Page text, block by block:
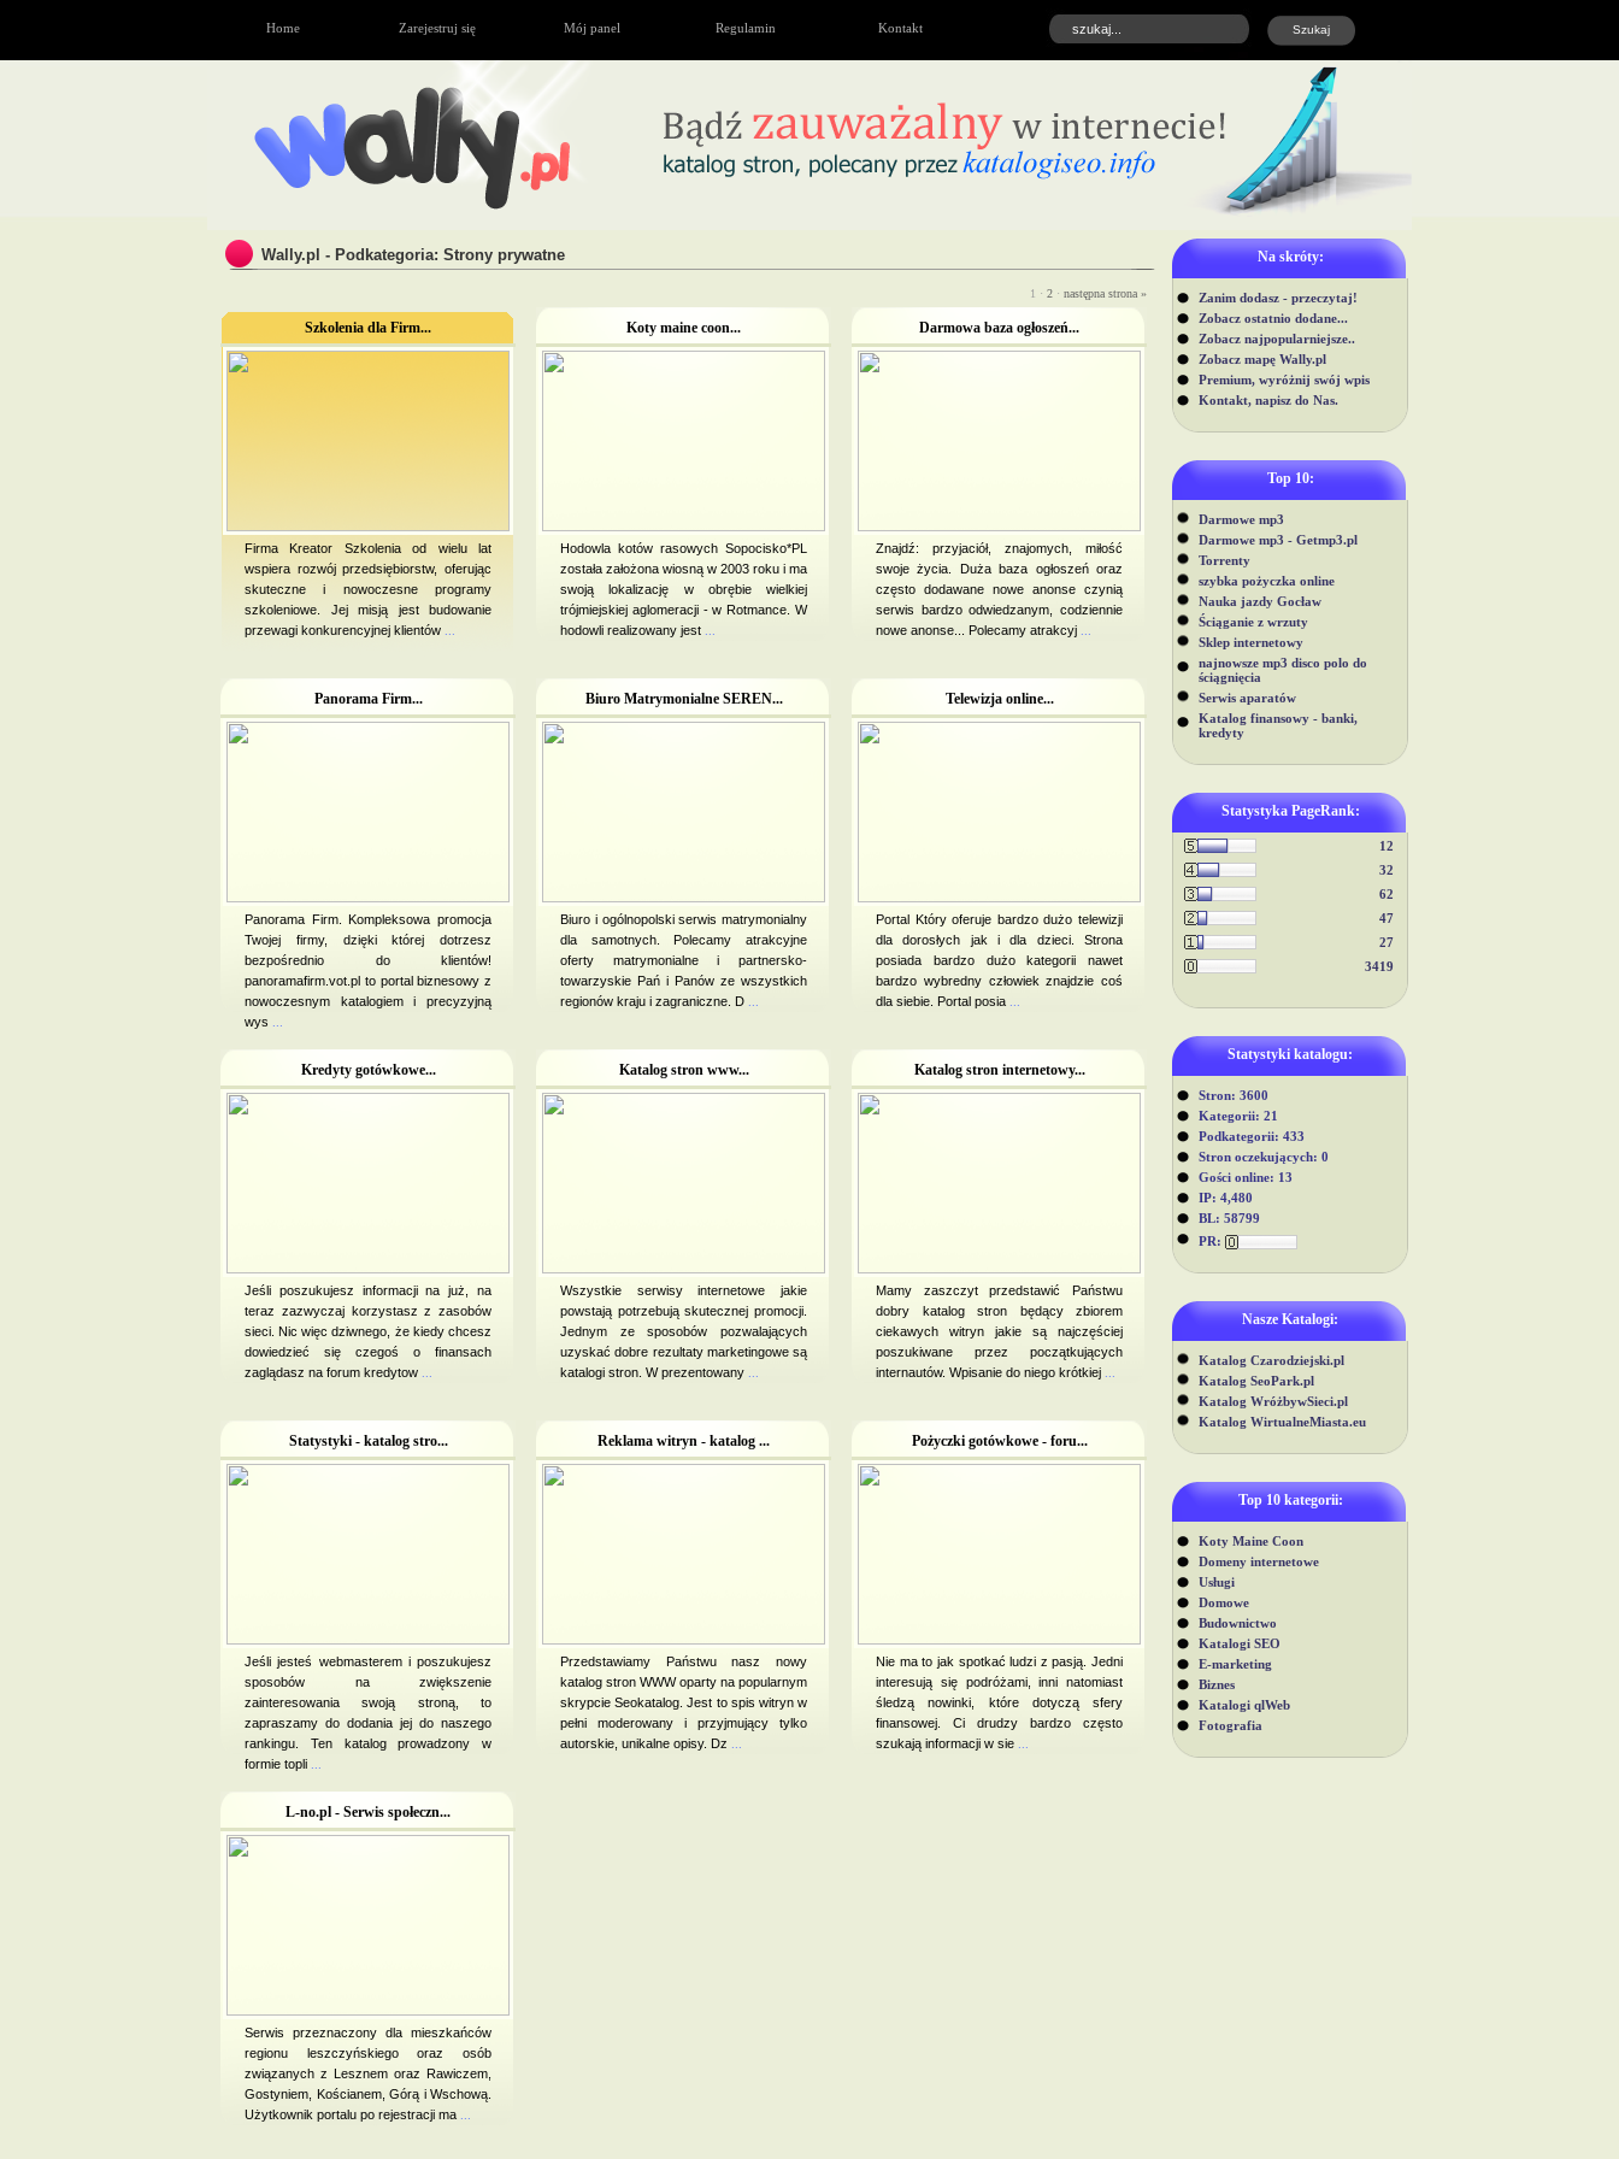
Home Zarejestruj się Mój panel Regulamin Kontakt
Na skróty:
Zanim dodasz - przeczytaj!
Zobacz ostatnio dodane...
Zobacz najpopularniejsze..
Zobacz mapę Wally.pl
Premium, wyróżnij swój wpis
Kontakt, napisz do Nas.
Top 10:
Darmowe mp3
Darmowe mp3 - Getmp3.pl
Torrenty
szybka pożyczka online
Nauka jazdy Gocław
Ściąganie z wrzuty
Sklep internetowy
najnowsze mp3 disco polo do
ściągnięcia
Serwis aparatów
Katalog finansowy - banki,
kredyty
Statystyka PageRank:
12
32
62
47
27
3419
Statystyki katalogu:
Stron: 3600
Kategorii: 21
Podkategorii: 433
Stron oczekujących: 0
Gości online: 13
IP: 4,480
BL: 58799
PR:
Nasze Katalogi:
Katalog Czarodziejski.pl
Katalog SeoPark.pl
Katalog WróżbywSieci.pl
Katalog WirtualneMiasta.eu
Top 10 kategorii:
Koty Maine Coon
Domeny internetowe
Usługi
Domowe
Budownictwo
Katalogi SEO
E-marketing
Biznes
Katalogi qlWeb
Fotografia
Wally.pl - Podkategoria: Strony prywatne
1 · 2 · następna strona »
Szkolenia dla Firm...
Firma Kreator Szkolenia od wielu lat
wspiera rozwój przedsiębiorstw, oferując
skuteczne i nowoczesne programy
szkoleniowe. Jej misją jest budowanie
przewagi konkurencyjnej klientów
Koty maine coon...
Hodowla kotów rasowych Sopocisko*PL
została założona wiosną w 2003 roku i ma
swoją lokalizację w obrębie wielkiej
trójmiejskiej aglomeracji - w Rotmance. W
hodowli realizowany jest
Darmowa baza ogłoszeń...
Znajdź: przyjaciół, znajomych, miłość
swoje życia. Duża baza ogłoszeń oraz
często dodawane nowe anonse czynią
serwis bardzo odwiedzanym, codziennie
nowe anonse... Polecamy atrakcyj
Panorama Firm...
Panorama Firm. Kompleksowa promocja
Twojej firmy, dzięki której dotrzesz
bezpośrednio do klientów!
panoramafirm.vot.pl to portal biznesowy z
nowoczesnym katalogiem i precyzyjną
wys
Biuro Matrymonialne SEREN...
Biuro i ogólnopolski serwis matrymonialny
dla samotnych. Polecamy atrakcyjne
oferty matrymonialne i partnersko-
towarzyskie Pań i Panów ze wszystkich
regionów kraju i zagraniczne. D
Telewizja online...
Portal Który oferuje bardzo dużo telewizji
dla dorosłych jak i dla dzieci. Strona
posiada bardzo dużo kategorii nawet
bardzo wybredny człowiek znajdzie coś
dla siebie. Portal posia
Kredyty gotówkowe...
Jeśli poszukujesz informacji na już, na
teraz zazwyczaj korzystasz z zasobów
sieci. Nic więc dziwnego, że kiedy chcesz
dowiedzieć się czegoś o finansach
zaglądasz na forum kredytow
Katalog stron www...
Wszystkie serwisy internetowe jakie
powstają potrzebują skutecznej promocji.
Jednym ze sposobów pozwalających
uzyskać dobre rezultaty marketingowe są
katalogi stron. W prezentowany
Katalog stron internetowy...
Mamy zaszczyt przedstawić Państwu
dobry katalog stron będący zbiorem
ciekawych witryn jakie są najczęściej
poszukiwane przez początkujących
internautów. Wpisanie do niego krótkiej
Statystyki - katalog stro...
Jeśli jesteś webmasterem i poszukujesz
sposobów na zwiększenie
zainteresowania swoją stroną, to
zapraszamy do dodania jej do naszego
rankingu. Ten katalog prowadzony w
formie topli
Reklama witryn - katalog ...
Przedstawiamy Państwu nasz nowy
katalog stron WWW oparty na popularnym
skrypcie Seokatalog. Jest to spis witryn w
pełni moderowany i przyjmujący tylko
autorskie, unikalne opisy. Dz
Pożyczki gotówkowe - foru...
Nie ma to jak spotkać ludzi z pasją. Jedni
interesują się podróżami, inni natomiast
śledzą nowinki, które dotyczą sfery
finansowej. Ci drudzy bardzo często
szukają informacji w sie
L-no.pl - Serwis społeczn...
Serwis przeznaczony dla mieszkańców
regionu leszczyńskiego oraz osób
związanych z Lesznem oraz Rawiczem,
Gostyniem, Kościanem, Górą i Wschową.
Użytkownik portalu po rejestracji ma